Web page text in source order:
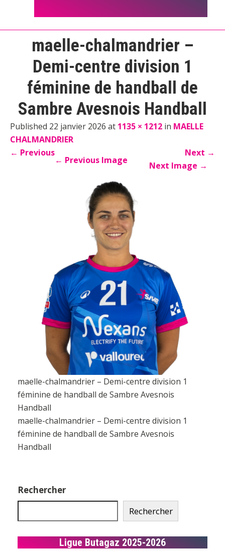
maelle-chalmandrier –
Demi-centre division 1
féminine de handball de
Sambre Avesnois Handball
Published 22 janvier 2026 at 1135 × 1212 in MAELLE
CHALMANDRIER
← Previous Next →
← Previous Image Next Image →
maelle-chalmandrier – Demi-centre division 1
féminine de handball de Sambre Avesnois
Handball
maelle-chalmandrier – Demi-centre division 1
féminine de handball de Sambre Avesnois
Handball
Rechercher
Rechercher
Ligue Butagaz 2025-2026